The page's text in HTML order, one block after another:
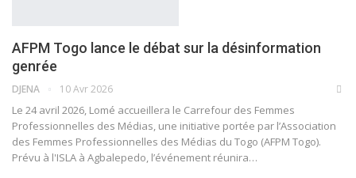
AFPM Togo lance le débat sur la désinformation
genrée
DJENA 10 Avr 2026
Le 24 avril 2026, Lomé accueillera le Carrefour des Femmes
Professionnelles des Médias, une initiative portée par l’Association
des Femmes Professionnelles des Médias du Togo (AFPM Togo).
Prévu à l'ISLA à Agbalepedo, l’événement réunira…